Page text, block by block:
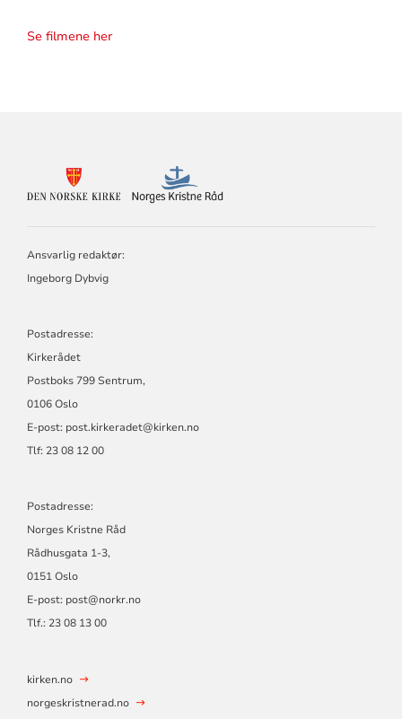
Se filmene her
FOR
Ansvarlig redaktør:
Ingeborg Dybvig
Postadresse:
Kirkerådet
Postboks 799 Sentrum,
0106 Oslo
E-post: post.kirkeradet@kirken.no
Tlf: 23 08 12 00
Postadresse:
Norges Kristne Råd
Rådhusgata 1-3,
0151 Oslo
E-post: post@norkr.no
Tlf.: 23 08 13 00
kirken.no
norgeskristnerad.no